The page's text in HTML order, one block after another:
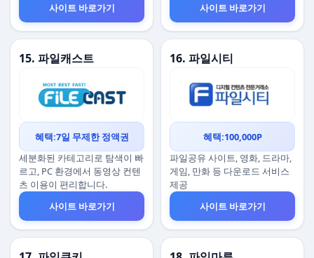
사이트 바로가기
사이트 바로가기
15. 파일캐스트
혜택:7일 무제한 정액권
세분화된 카테고리로 탐색이 빠
르고, PC 환경에서 동영상 컨텐
츠 이용이 편리합니다.
사이트 바로가기
16. 파일시티
혜택:100,000P
파일공유 사이트, 영화, 드라마,
게임, 만화 등 다운로드 서비스
제공
사이트 바로가기